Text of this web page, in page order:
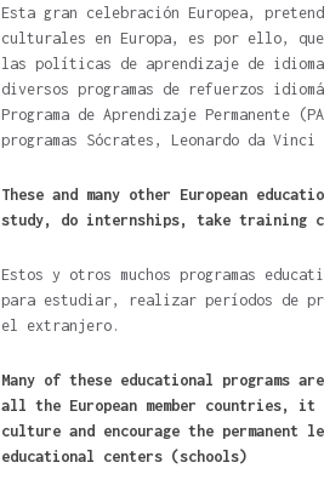
Esta gran celebración Europea,
culturales en Europa, es por ello,
las políticas de aprendizaje de
diversos programas de refuerzos
Programa de Aprendizaje Permanente
programas Sócrates, Leonardo da
These and many other European
study, do internships, take training
Estos y otros muchos programas
para estudiar, realizar períodos de
el extranjero.
Many of these educational programs
all the European member countries,
culture and encourage the permanent
educational centers (schools)